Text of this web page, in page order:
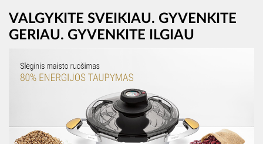
VALGYKITE SVEIKIAU. GYVENKITE
GERIAU. GYVENKITE ILGIAU